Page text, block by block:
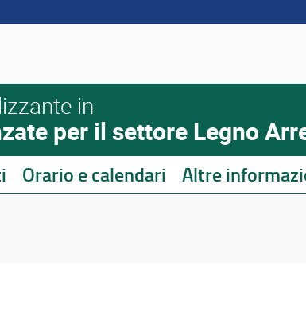
in
per il settore Legno
Orario e calendari Altre